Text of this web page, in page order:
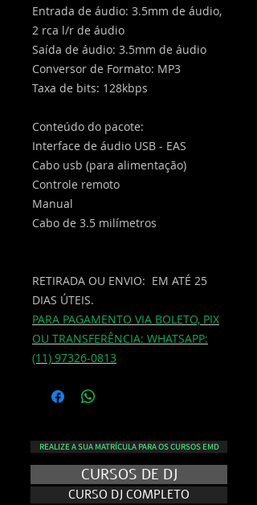
Entrada de áudio: 3.5mm de áudio,
2 rca l/r de áudio
Saída de áudio: 3.5mm de áudio
Conversor de Formato: MP3
Taxa de bits: 128kbps
Conteúdo do pacote:
Interface de áudio USB - EAS
Cabo usb (para alimentação)
Controle remoto
Manual
Cabo de 3.5 milímetros
RETIRADA OU ENVIO: EM ATÉ 25
DIAS ÚTEIS.
PARA PAGAMENTO VIA BOLETO, PIX
OU TRANSFERÊNCIA: WHATSAPP:
(11) 97326-0813
REALIZE A SUA MATRÍCULA PARA OS CURSOS EMD
CURSOS DE DJ
CURSO DJ COMPLETO